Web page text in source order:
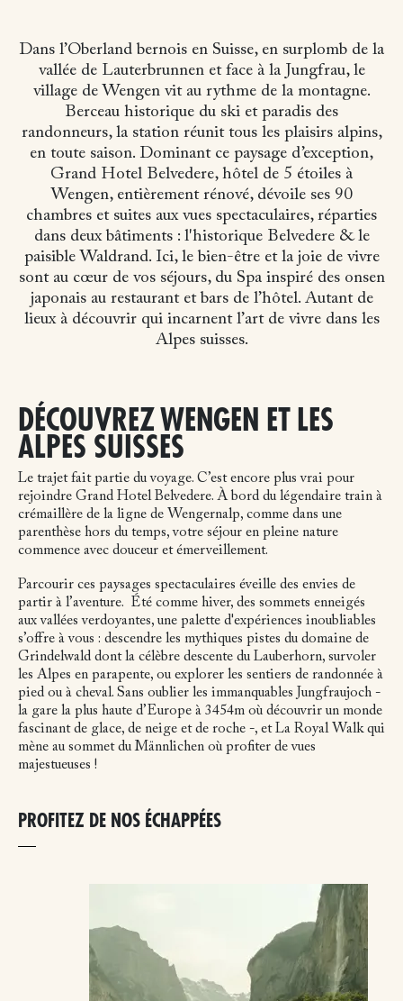
Dans l’Oberland bernois en Suisse, en surplomb de la
vallée de Lauterbrunnen et face à la Jungfrau, le
village de Wengen vit au rythme de la montagne.
Berceau historique du ski et paradis des
randonneurs, la station réunit tous les plaisirs alpins,
en toute saison. Dominant ce paysage d’exception,
Grand Hotel Belvedere, hôtel de 5 étoiles à
Wengen, entièrement rénové, dévoile ses 90
chambres et suites aux vues spectaculaires, réparties
dans deux bâtiments : l'historique Belvedere & le
paisible Waldrand. Ici, le bien-être et la joie de vivre
sont au cœur de vos séjours, du Spa inspiré des onsen
japonais au restaurant et bars de l’hôtel. Autant de
lieux à découvrir qui incarnent l’art de vivre dans les
Alpes suisses.
DÉCOUVREZ WENGEN ET LES
ALPES SUISSES
Le trajet fait partie du voyage. C’est encore plus vrai pour
rejoindre Grand Hotel Belvedere. À bord du légendaire train à
crémaillère de la ligne de Wengernalp, comme dans une
parenthèse hors du temps, votre séjour en pleine nature
commence avec douceur et émerveillement.
Parcourir ces paysages spectaculaires éveille des envies de
partir à l’aventure. Été comme hiver, des sommets enneigés
aux vallées verdoyantes, une palette d'expériences inoubliables
s’offre à vous : descendre les mythiques pistes du domaine de
Grindelwald dont la célèbre descente du Lauberhorn, survoler
les Alpes en parapente, ou explorer les sentiers de randonnée à
pied ou à cheval. Sans oublier les immanquables Jungfraujoch -
la gare la plus haute d’Europe à 3454m où découvrir un monde
fascinant de glace, de neige et de roche -, et La Royal Walk qui
mène au sommet du Männlichen où profiter de vues
majestueuses !
PROFITEZ DE NOS ÉCHAPPÉES